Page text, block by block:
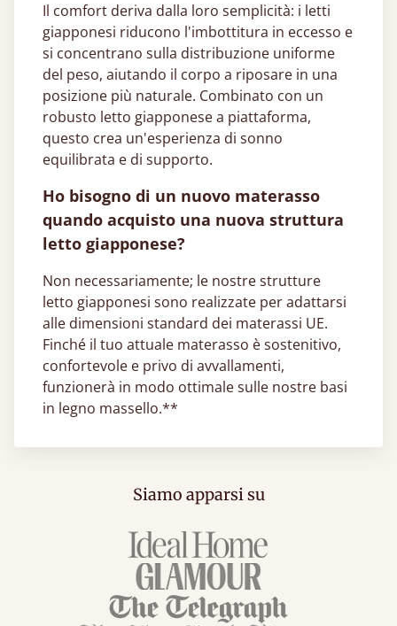
Il comfort deriva dalla loro semplicità: i letti
giapponesi​ riducono l'imbottitura in eccesso e
si concentrano sulla distribuzione uniforme
del peso, aiutando il corpo a riposare in una
posizione più naturale. Combinato con un
robusto letto giapponese​ a piattaforma,
questo crea un'esperienza di sonno
equilibrata e di supporto.
Ho bisogno di un nuovo materasso
quando acquisto una nuova struttura
letto giapponese?
Non necessariamente; le nostre strutture
letto giapponesi sono realizzate per adattarsi
alle dimensioni standard dei materassi UE.
Finché il tuo attuale materasso è sostenitivo,
confortevole e privo di avvallamenti,
funzionerà in modo ottimale sulle nostre basi
in legno massello.**
Siamo apparsi su